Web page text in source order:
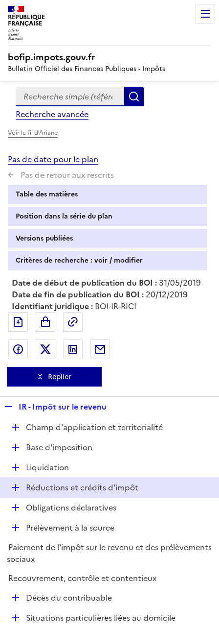
RÉPUBLIQUE
FRANÇAISE
bofip.impots.gouv.fr
Bulletin Officiel des Finances Publiques - Impôts
Formulaire
de
recherche
Recherche simple (références, mots clés, partie du
Recherche avancée
Voir le fil d'Ariane
Pas de date pour le plan
Pas de retour aux rescrits
Table des matières
Position dans la série du plan
Versions publiées
Critères de recherche : voir / modifier
Date de début de publication du BOI : 31/05/2019
Date de fin de publication du BOI : 20/12/2019
Identifiant juridique : BOI-IR-RICI
Exporter le document au format pdf
Partager sur Facebook
Partager sur Twitter
Partager sur LinkedIn
Replier
p
l
i
e
r
IR - Impôt sur le revenu
D
r
Champ d'application et territorialité
DBase d'imposition
D
é
Liquidation
D
é
e
r
Réductions et crédits d'impôt
D
i
e
r
Obligations déclaratives
D
p
l
i
Prélèvement à la source
Paiement de l'impôt sur le revenu et des prélèvements
sociaux
Recouvrement, contrôle et contentieux
DDécès du contribuable
DSituations particulières liées au domicile